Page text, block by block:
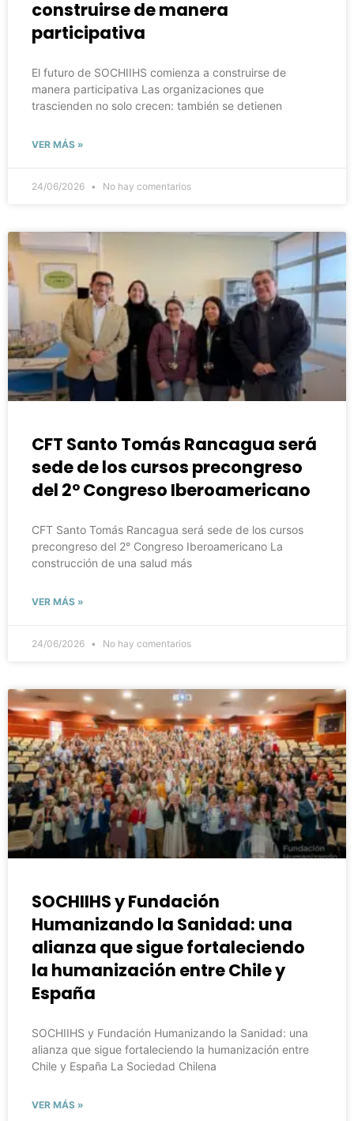
construirse de manera
participativa
El futuro de SOCHIIHS comienza a construirse de
manera participativa Las organizaciones que
trascienden no solo crecen: también se detienen
VER MÁS »
24/06/2026 No hay comentarios
CFT Santo Tomás Rancagua será
sede de los cursos precongreso
del 2° Congreso Iberoamericano
CFT Santo Tomás Rancagua será sede de los cursos
precongreso del 2° Congreso Iberoamericano La
construcción de una salud más
VER MÁS »
24/06/2026 No hay comentarios
SOCHIIHS y Fundación
Humanizando la Sanidad: una
alianza que sigue fortaleciendo
la humanización entre Chile y
España
SOCHIIHS y Fundación Humanizando la Sanidad: una
alianza que sigue fortaleciendo la humanización entre
Chile y España La Sociedad Chilena
VER MÁS »